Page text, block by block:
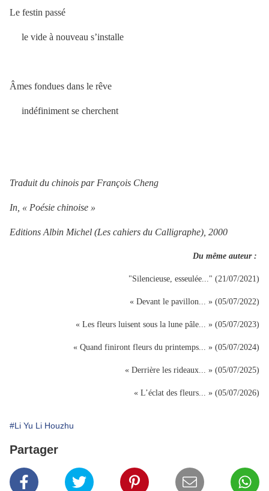
Le festin passé
le vide à nouveau s’installe
Âmes fondues dans le rêve
indéfiniment se cherchent
Traduit du chinois par François Cheng
In, « Poésie chinoise »
Editions Albin Michel (Les cahiers du Calligraphe), 2000
Du même auteur :
"Silencieuse, esseulée..." (21/07/2021)
« Devant le pavillon... » (05/07/2022)
« Les fleurs luisent sous la lune pâle... » (05/07/2023)
« Quand finiront fleurs du printemps... » (05/07/2024)
« Derrière les rideaux... » (05/07/2025)
« L’éclat des fleurs... » (05/07/2026)
#Li Yu Li Houzhu
Partager